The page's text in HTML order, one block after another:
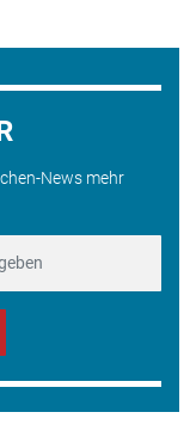
News mehr